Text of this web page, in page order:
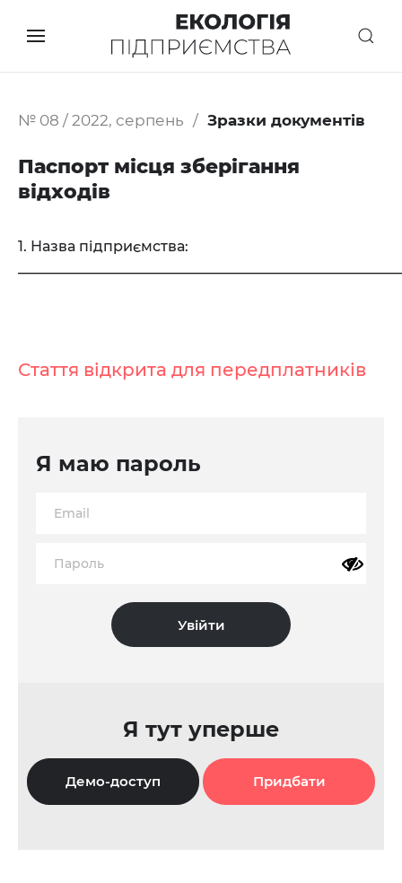
№ 08 / 2022, серпень Зразки документів
Паспорт місця зберігання
відходів
1. Назва підприємства:
Стаття відкрита для передплатників
Я маю пароль
Я тут уперше
Демо-доступ Придбати